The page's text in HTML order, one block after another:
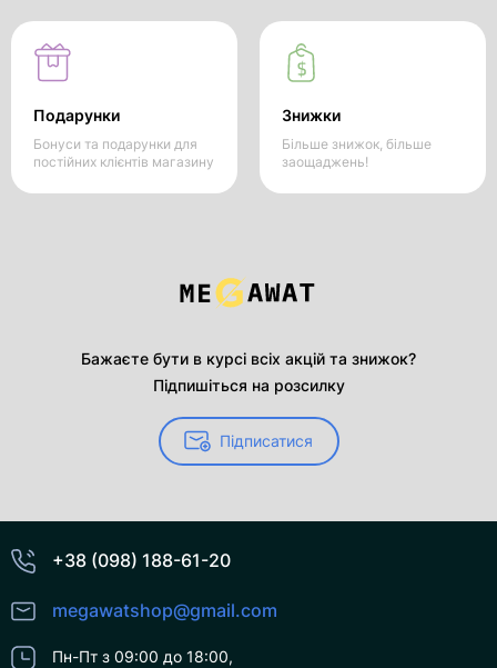
Подарунки
Бонуси та подарунки для
постійних клієнтів магазину
Знижки
Більше знижок, більше
заощаджень!
Бажаєте бути в курсі всіх акцій та знижок?
Підпишіться на розсилку
Підписатися
+38 (098) 188-61-20
megawatshop@gmail.com
Пн-Пт з 09:00 до 18:00,